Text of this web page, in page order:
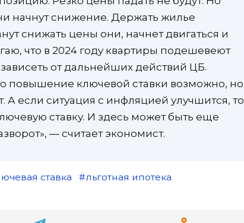
начнут снижение. Держать жилье
снижать цены они, начнет двигаться и
что в 2024 году квартиры подешевеют
от дальнейших действий ЦБ.
повышение ключевой ставки возможно, но
А если ситуация с инфляцией улучшится, то
ставку. И здесь может быть еще
— считает экономист.
ставка
льготная ипотека